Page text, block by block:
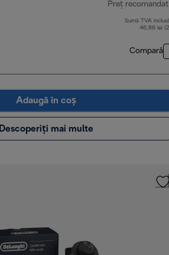
Preț recomandat
Sumă TVA
46,86 lei
Compară
Adaugă în coș
Descoperiți mai multe